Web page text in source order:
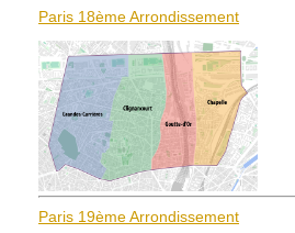
Paris 18ème Arrondissement
Paris 19ème Arrondissement